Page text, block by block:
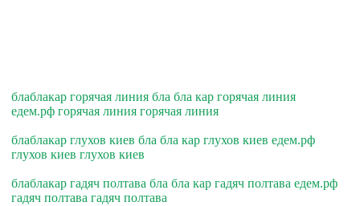
блаблакар горячая линия бла бла кар горячая линия
едем.рф горячая линия горячая линия
блаблакар глухов киев бла бла кар глухов киев едем.рф
глухов киев глухов киев
блаблакар гадяч полтава бла бла кар гадяч полтава едем.рф
гадяч полтава гадяч полтава